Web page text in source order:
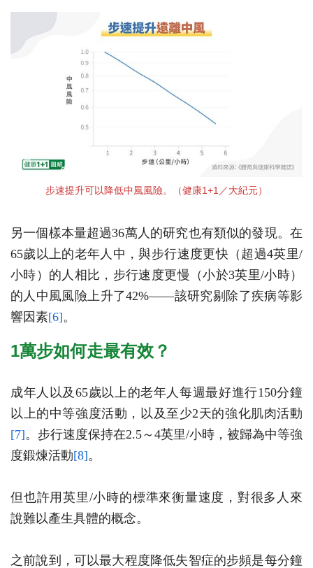
步速提升可以降低中風風險。（健康1+1／大紀元）
另一個樣本量超過36萬人的研究也有類似的發現。在
65歲以上的老年人中，與步行速度更快（超過4英里/
小時）的人相比，步行速度更慢（小於3英里/小時）
的人中風風險上升了42%——該研究剔除了疾病等影
響因素[6]。
1萬步如何走最有效？
成年人以及65歲以上的老年人每週最好進行150分鐘
以上的中等強度活動，以及至少2天的強化肌肉活動
[7]。步行速度保持在2.5～4英里/小時，被歸為中等強
度鍛煉活動[8]。
但也許用英里/小時的標準來衡量速度，對很多人來
說難以產生具體的概念。
之前說到，可以最大程度降低失智症的步頻是每分鐘